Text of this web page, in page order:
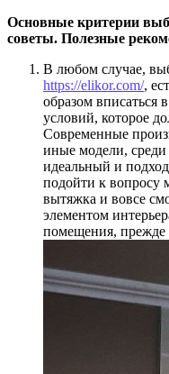
Основные критерии
советы. Полезные
В любом случае,
https://elikor.com/,
образом вписаться
условий, которое
Современные
иные модели,
идеальный и
подойти к вопросу
вытяжка и вовсе
элементом
помещения, прежде